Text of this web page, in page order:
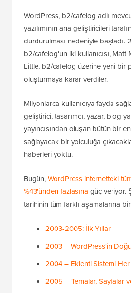
WordPress, b2/cafelog adlı
yazılımının ana geliştiricileri
durdurulması nedeniyle başladı.
b2/cafelog'un iki kullanıcısı,
Little, b2/cafelog üzerine yeni bir
oluşturmaya karar verdiler.
Milyonlarca kullanıcıya fayda
geliştirici, tasarımcı, yazar, blog
yayıncısından oluşan bütün bir
sağlayacak bir yolculuğa
haberleri yoktu.
Bugün,WordPress internetteki
%43'ünden fazlasına güç veriyor.
tarihinin tüm farklı aşamalarına
2003-2005: İlk Yıllar
2003 – WordPress'in
2004 – Eklenti Sistemi
2005 – Temalar, Sayfalar